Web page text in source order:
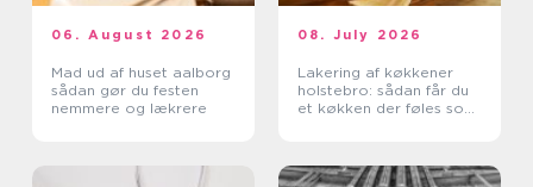
06. August 2026
Mad ud af huset aalborg
sådan gør du festen
nemmere og lækrere
08. July 2026
Lakering af køkkener
holstebro: sådan får du
et køkken der føles som